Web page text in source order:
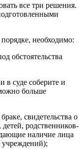
все три решения.
необходимо:
обстоятельства
в суде соберите и
больше
свидетельства о
родственников-
наличие лица